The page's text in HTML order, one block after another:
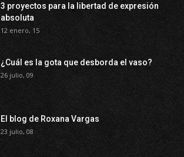
3 proyectos para la libertad de expresión
absoluta
12 enero, 15
¿Cuál es la gota que desborda el vaso?
26 julio, 09
El blog de Roxana Vargas
23 julio, 08